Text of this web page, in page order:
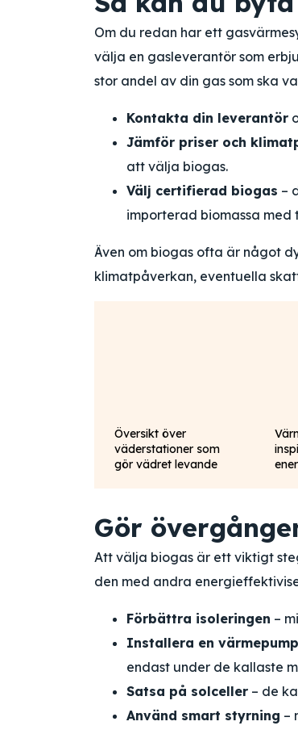
Om du redan har ett
välja en gasleverantör som
stor andel av din gas som ska
Kontakta din leverantör
Jämför priser och
att välja biogas.
Välj certifierad biogas –
importerad biomassa med
Även om biogas ofta är något
klimatpåverkan, eventuella
Översikt över
väderstationer som
gör vädret levande
Gör
Att välja biogas är ett viktigt
den med andra
Förbättra isoleringen –
Installera en
endast under de kallaste
Satsa på solceller – de
Använd smart styrning –